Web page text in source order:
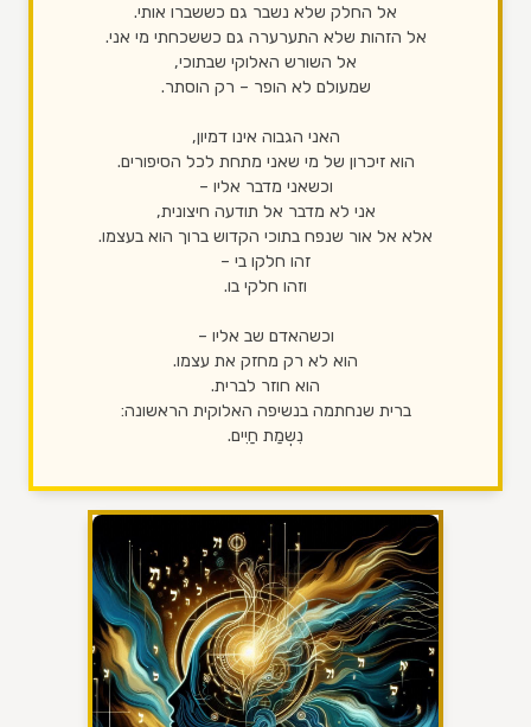
אל החלק שלא נשבר גם כששברו אותי.
אל הזהות שלא התערערה גם כששכחתי מי אני.
אל השורש האלוקי שבתוכי,
שמעולם לא הופר – רק הוסתר.
האני הגבוה אינו דמיון,
הוא זיכרון של מי שאני מתחת לכל הסיפורים.
וכשאני מדבר אליו –
אני לא מדבר אל תודעה חיצונית,
אלא אל אור שנפח בתוכי הקדוש ברוך הוא בעצמו.
זהו חלקו בי –
וזהו חלקי בו.
וכשהאדם שב אליו –
הוא לא רק מחזק את עצמו.
הוא חוזר לברית.
ברית שנחתמה בנשיפה האלוקית הראשונה:
נִשְמַת חַיִים.